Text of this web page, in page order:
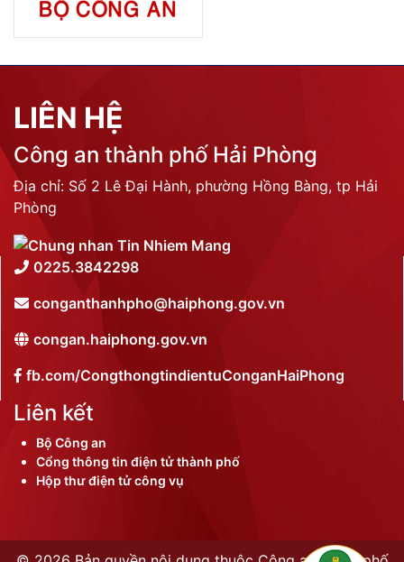
LIÊN HỆ
Công an thành phố Hải Phòng
Địa chỉ: Số 2 Lê Đại Hành, phường Hồng Bàng, tp Hải
Phòng
0225.3842298
conganthanhpho@haiphong.gov.vn
congan.haiphong.gov.vn
fb.com/CongthongtindientuConganHaiPhong
Liên kết
Bộ Công an
Cổng thông tin điện tử thành phố
Hộp thư điện tử công vụ